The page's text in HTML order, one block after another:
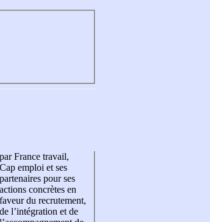
par France travail,
Cap emploi et ses
partenaires pour ses
actions concrètes en
faveur du recrutement,
de l’intégration et de